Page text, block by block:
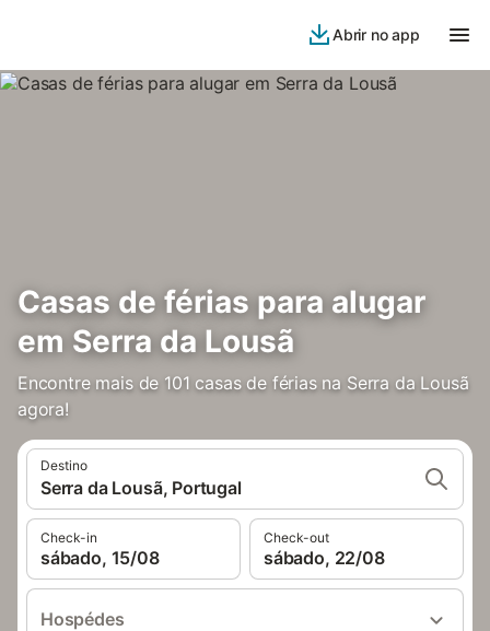
Abrir no app
Casas de férias para alugar
em Serra da Lousã
Encontre mais de 101 casas de férias na Serra da Lousã
agora!
Destino
Serra da Lousã, Portugal
Check-in
sábado, 15/08
Check-out
sábado, 22/08
Hospédes